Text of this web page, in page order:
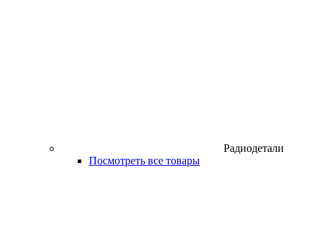
Радиодетали
Посмотреть все товары